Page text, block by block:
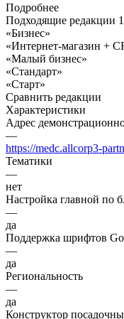
Подробнее
Подходящие редакции
«Бизнес»
«Интернет-магазин +
«Малый бизнес»
«Стандарт»
«Старт»
Сравнить редакции
Характеристики
Адрес
—
https://medc.allcorp3-
Тематики
—
нет
Настройка главной по
—
да
Поддержка шрифтов
—
да
Региональность
—
да
Конструктор